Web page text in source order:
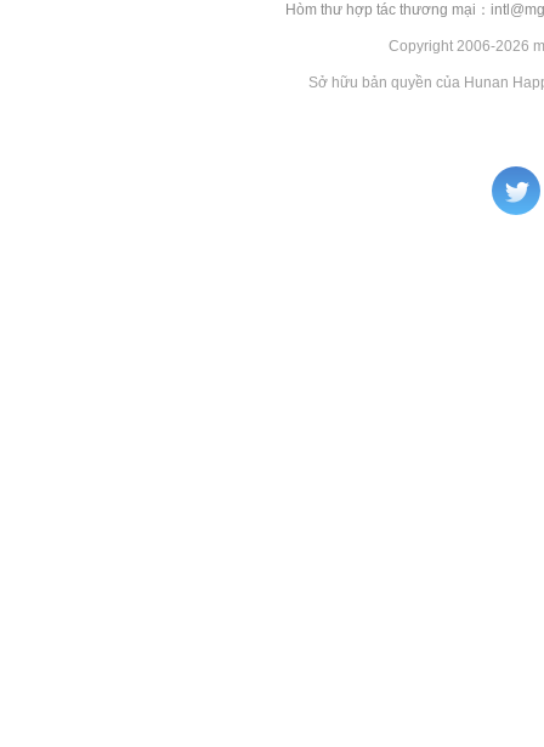
Hòm thư hợp tác thương mại：
Copyright 2006-2026
Sở hữu bản quyền của Hunan